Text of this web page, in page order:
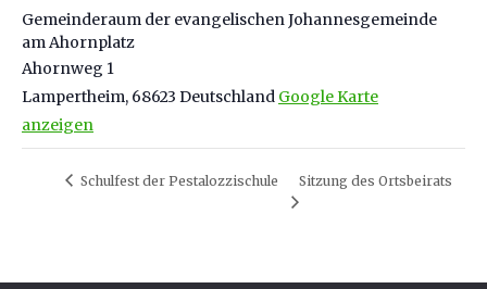
Gemeinderaum der evangelischen Johannesgemeinde
am Ahornplatz
Ahornweg 1
Lampertheim, 68623 Deutschland Google Karte
anzeigen
Schulfest der Pestalozzischule Sitzung des Ortsbeirats